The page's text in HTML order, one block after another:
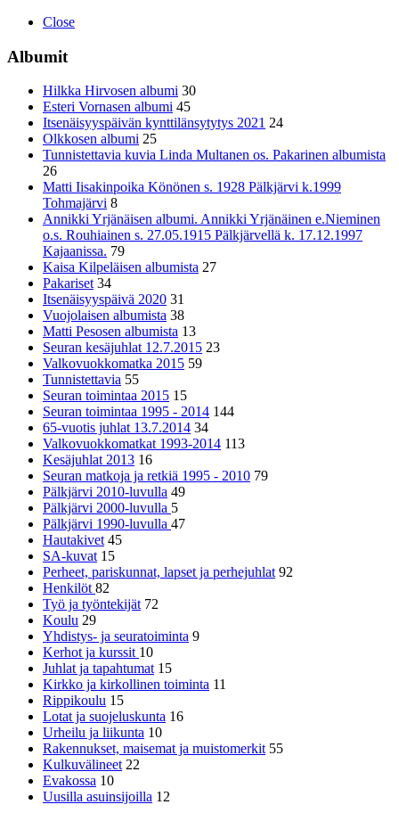
Close
Albumit
Hilkka Hirvosen albumi 30
Esteri Vornasen albumi 45
Itsenäisyyspäivän kynttilänsytytys 2021 24
Olkkosen albumi 25
Tunnistettavia kuvia Linda Multanen os. Pakarinen albumista
26
Matti Iisakinpoika Könönen s. 1928 Pälkjärvi k.1999
Tohmajärvi 8
Annikki Yrjänäisen albumi. Annikki Yrjänäinen e.Nieminen
o.s. Rouhiainen s. 27.05.1915 Pälkjärvellä k. 17.12.1997
Kajaanissa. 79
Kaisa Kilpeläisen albumista 27
Pakariset 34
Itsenäisyyspäivä 2020 31
Vuojolaisen albumista 38
Matti Pesosen albumista 13
Seuran kesäjuhlat 12.7.2015 23
Valkovuokkomatka 2015 59
Tunnistettavia 55
Seuran toimintaa 2015 15
Seuran toimintaa 1995 - 2014 144
65-vuotis juhlat 13.7.2014 34
Valkovuokkomatkat 1993-2014 113
Kesäjuhlat 2013 16
Seuran matkoja ja retkiä 1995 - 2010 79
Pälkjärvi 2010-luvulla 49
Pälkjärvi 2000-luvulla 5
Pälkjärvi 1990-luvulla 47
Hautakivet 45
SA-kuvat 15
Perheet, pariskunnat, lapset ja perhejuhlat 92
Henkilöt82
Työ ja työntekijät 72
Koulu 29
Yhdistys- ja seuratoiminta 9
Kerhot ja kurssit 10
Juhlat ja tapahtumat 15
Kirkko ja kirkollinen toiminta 11
Rippikoulu 15
Lotat ja suojeluskunta 16
Urheilu ja liikunta 10
Rakennukset, maisemat ja muistomerkit 55
Kulkuvälineet 22
Evakossa 10
Uusilla asuinsijoilla 12